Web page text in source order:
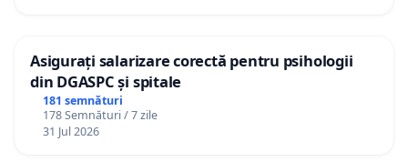
Asigurați salarizare corectă pentru psihologii
din DGASPC și spitale
181 semnături
178 Semnături / 7 zile
31 Jul 2026